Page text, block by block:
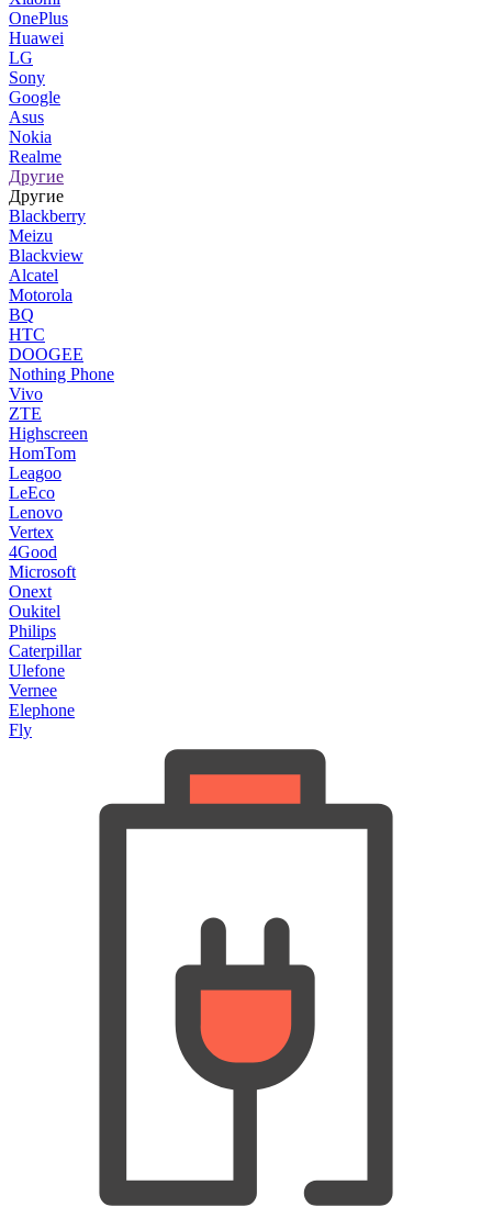
OnePlus
Huawei
LG
Sony
Google
Asus
Nokia
Realme
Другие
Другие
Blackberry
Meizu
Blackview
Alcatel
Motorola
BQ
HTC
DOOGEE
Nothing Phone
Vivo
ZTE
Highscreen
HomTom
Leagoo
LeEco
Lenovo
Vertex
4Good
Microsoft
Onext
Oukitel
Philips
Caterpillar
Ulefone
Vernee
Elephone
Fly